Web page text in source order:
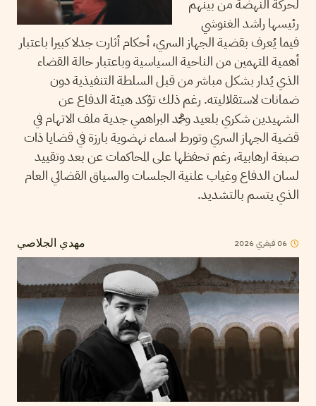
لحركة النهضة من بينهم
رئيسها راشد الغنوشي
فيما يُعرف بقضية الجهاز السري، أحكام أثارت جدلا كبيرا باعتبار
أهمية المتهمين من الناحية السياسية وباعتبار حالة القضاء
الذي يُدار بشكل مباشر من قبل السلطة التنفيذية دون
ضمانات لاستقلاليته. رغم ذلك تؤكد هيئة الدفاع عن
الشهيدين شكري بلعيد ومحمد البراهمي جدية ملف الاتهام في
قضية الجهاز السري وتورط اسماء نهضوية بارزة في قضايا ذات
صبغة ارهابية، رغم تحفظها على المحاكمات عن بعد وتقييد
لسان الدفاع وغياب علنية الجلسات والسياق القضائي العام
الذي يتسم بالتشديد.
مهدي الجلاصي 06فيفري2026